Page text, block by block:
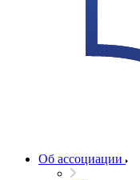
Об ассоциации